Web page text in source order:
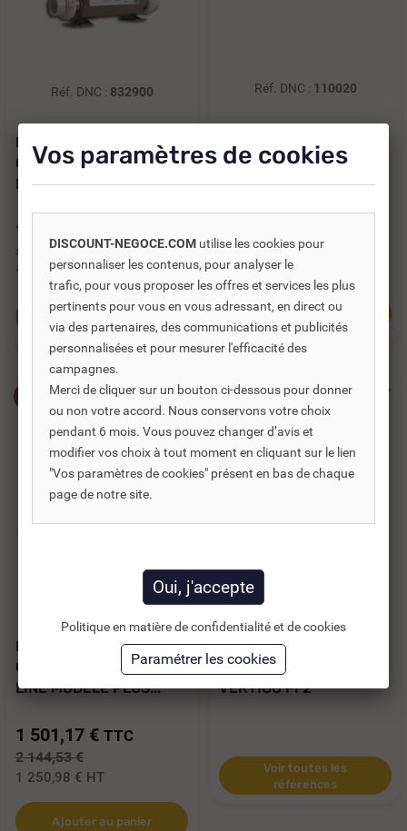
Réf. DNC : 832900
BOITIER DE CONTROLE
GS523DZ AVEC
RECHAUFFEUR 3 KW...
1 355,89 €
1 936,99 €
1 129,91 €HT
Ajouter au panier
Réf. DNC : 110020
PISCINE VESUVIO
INVERTER
1 204,66 €HT
Voir toutes les
références
-30%
ECHANGEUR DE
CHALEUR ZODIAC HEAT
LINE MODELE PLUS...
1 501,17 € TTC
2 144,53 €
1 250,98 € HT
Ajouter au panier
POMPE À CHALEUR
PISCINE POOLEX
VERTIGO FI 2
Voir toutes les
références
Vos paramètres de cookies
DISCOUNT-NEGOCE.COM utilise les cookies pour
personnaliser les contenus, pour analyser le
trafic, pour vous proposer les offres et services les plus
pertinents pour vous en vous adressant, en direct ou
via des partenaires, des communications et publicités
personnalisées et pour mesurer l'efficacité des
campagnes.
Merci de cliquer sur un bouton ci-dessous pour donner
ou non votre accord. Nous conservons votre choix
pendant 6 mois. Vous pouvez changer d’avis et
modifier vos choix à tout moment en cliquant sur le lien
"Vos paramètres de cookies" présent en bas de chaque
page de notre site.
Politique en matière de confidentialité et de cookies